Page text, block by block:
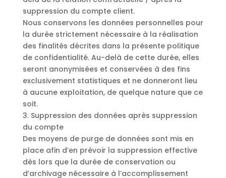
suppression du compte client.
Nous conservons les données personnelles pour
la durée strictement nécessaire à la réalisation
des finalités décrites dans la présente politique
de confidentialité. Au-delà de cette durée, elles
seront anonymisées et conservées à des fins
exclusivement statistiques et ne donneront lieu
à aucune exploitation, de quelque nature que ce
soit.
3. Suppression des données après suppression
du compte
Des moyens de purge de données sont mis en
place afin d’en prévoir la suppression effective
dès lors que la durée de conservation ou
d’archivage nécessaire à l’accomplissement